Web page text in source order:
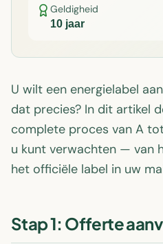
Geldigheid
10 jaar
U wilt een energielabel
dat precies? In dit artikel
complete proces van A
u kunt verwachten — van
het officiële label in uw
Stap 1: Offerte